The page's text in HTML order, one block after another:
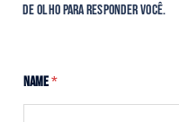
de olho para responder você.
Name*